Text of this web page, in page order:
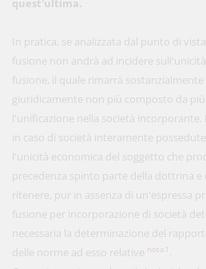
quest'ultima.
In pratica, se analizzata dal punto di
fusione non andrà ad incidere
fusione, il quale rimarrà sostanzialmente
giuridicamente non più composto da
l'unificazione nella società incorporante.
in caso di società interamente
l'unicità economica del soggetto che
precedenza spinto parte della dottrina e
ritenere, pur in assenza di un'espressa
fusione per incorporazione di società
necessaria la determinazione del
delle norme ad esso relative nota1